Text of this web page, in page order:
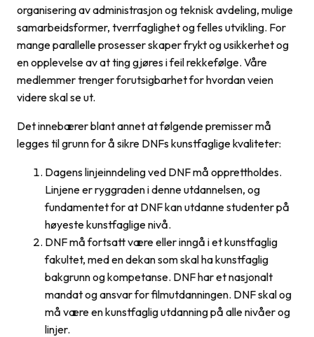
organisering av administrasjon og teknisk avdeling, mulige
samarbeidsformer, tverrfaglighet og felles utvikling. For
mange parallelle prosesser skaper frykt og usikkerhet og
en opplevelse av at ting gjøres i feil rekkefølge. Våre
medlemmer trenger forutsigbarhet for hvordan veien
videre skal se ut.
Det innebærer blant annet at følgende premisser må
legges til grunn for å sikre DNFs kunstfaglige kvaliteter:
Dagens linjeinndeling ved DNF må opprettholdes.
Linjene er ryggraden i denne utdannelsen, og
fundamentet for at DNF kan utdanne studenter på
høyeste kunstfaglige nivå.
DNF må fortsatt være eller inngå i et kunstfaglig
fakultet, med en dekan som skal ha kunstfaglig
bakgrunn og kompetanse. DNF har et nasjonalt
mandat og ansvar for filmutdanningen. DNF skal og
må være en kunstfaglig utdanning på alle nivåer og
linjer.